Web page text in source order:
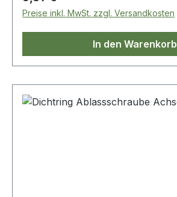
Preise inkl. MwSt. zzgl. Versandkosten
In den Warenkorb